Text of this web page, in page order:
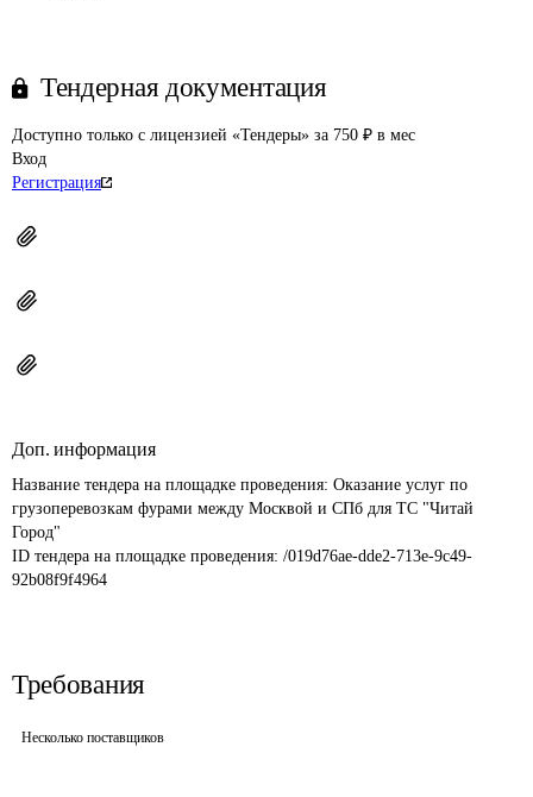
Тендерная документация
Доступно только с лицензией «Тендеры» за 750 ₽ в мес
Вход
Регистрация
Доп. информация
Название тендера на площадке проведения: Оказание услуг по
грузоперевозкам фурами между Москвой и СПб для ТС "Читай
Город"
ID тендера на площадке проведения: /019d76ae-dde2-713e-9c49-
92b08f9f4964
Требования
Несколько поставщиков